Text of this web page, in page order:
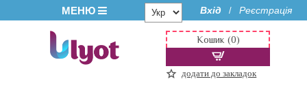
МЕНЮ Вхід / Реєстрація
Кошик (0)
додати до закладок